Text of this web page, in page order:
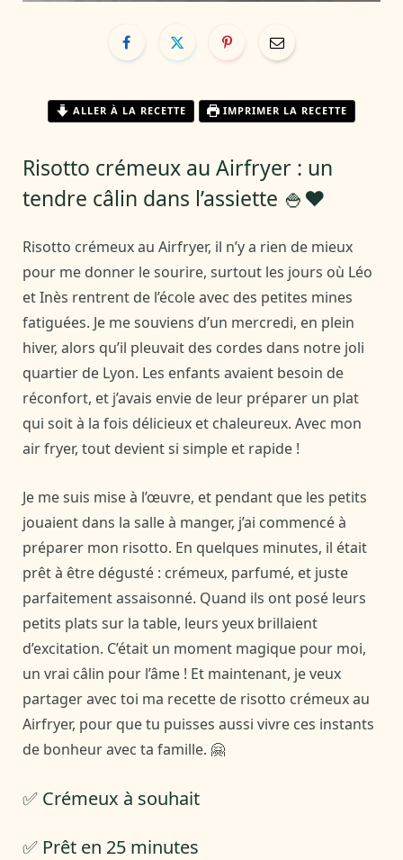
ALLER À LA RECETTE IMPRIMER LA RECETTE
Risotto crémeux au Airfryer : un
tendre câlin dans l’assiette 🍚❤️
Risotto crémeux au Airfryer, il n’y a rien de mieux
pour me donner le sourire, surtout les jours où Léo
et Inès rentrent de l’école avec des petites mines
fatiguées. Je me souviens d’un mercredi, en plein
hiver, alors qu’il pleuvait des cordes dans notre joli
quartier de Lyon. Les enfants avaient besoin de
réconfort, et j’avais envie de leur préparer un plat
qui soit à la fois délicieux et chaleureux. Avec mon
air fryer, tout devient si simple et rapide !
Je me suis mise à l’œuvre, et pendant que les petits
jouaient dans la salle à manger, j’ai commencé à
préparer mon risotto. En quelques minutes, il était
prêt à être dégusté : crémeux, parfumé, et juste
parfaitement assaisonné. Quand ils ont posé leurs
petits plats sur la table, leurs yeux brillaient
d’excitation. C’était un moment magique pour moi,
un vrai câlin pour l’âme ! Et maintenant, je veux
partager avec toi ma recette de risotto crémeux au
Airfryer, pour que tu puisses aussi vivre ces instants
de bonheur avec ta famille. 🤗
✅ Crémeux à souhait
✅ Prêt en 25 minutes